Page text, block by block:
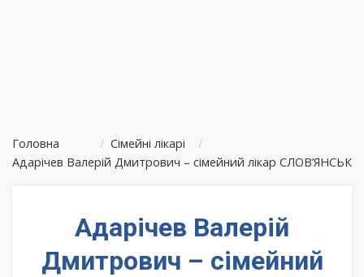
Головна / Сімейні лікарі
/
Адарічев Валерій Дмитрович – сімейний лікар СЛОВ’ЯНСЬК
Адарічев Валерій
Дмитрович – сімейний